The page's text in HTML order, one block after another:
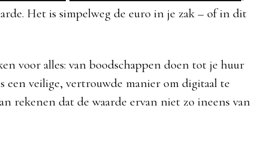
Het is simpelweg de euro in je zak – of in dit
voor alles: van boodschappen doen tot je huur
een veilige, vertrouwde manier om digitaal te
rekenen dat de waarde ervan niet zo ineens van